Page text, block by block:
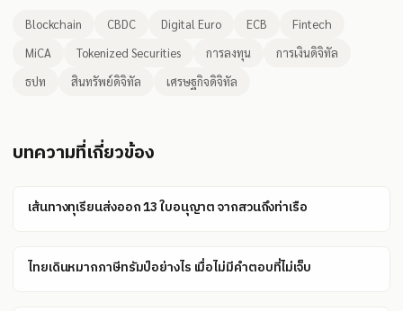
Blockchain CBDC Digital Euro ECB
Fintech
MiCA
Tokenized Securities การลงทุน
การเงินดิจิทัล
ธปท
สินทรัพย์ดิจิทัล เศรษฐกิจดิจิทัล
บทความที่เกี่ยวข้อง
เส้นทางทุเรียนส่งออก 13 ใบอนุญาต จากสวนถึงท่าเรือ
ไทยเดินหมากภาษีทรัมป์อย่างไร เมื่อไม่มีคำตอบที่ไม่เจ็บ